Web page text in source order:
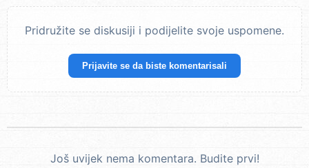
Pridružite se diskusiji i podijelite svoje uspomene.
Prijavite se da biste komentarisali
Još uvijek nema komentara. Budite prvi!